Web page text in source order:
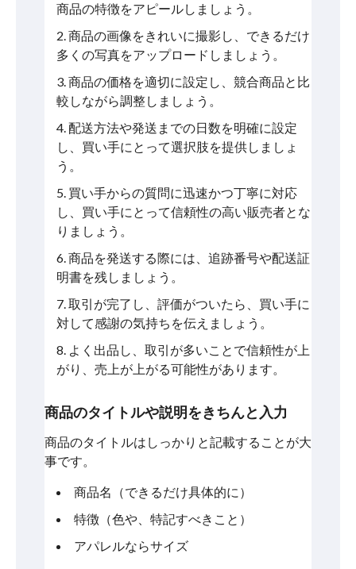
商品の特徴をアピールしましょう。
商品の画像をきれいに撮影し、できるだけ
多くの写真をアップロードしましょう。
商品の価格を適切に設定し、競合商品と比
較しながら調整しましょう。
配送方法や発送までの日数を明確に設定
し、買い手にとって選択肢を提供しましょ
う。
買い手からの質問に迅速かつ丁寧に対応
し、買い手にとって信頼性の高い販売者とな
りましょう。
商品を発送する際には、追跡番号や配送証
明書を残しましょう。
取引が完了し、評価がついたら、買い手に
対して感謝の気持ちを伝えましょう。
よく出品し、取引が多いことで信頼性が上
がり、売上が上がる可能性があります。
商品のタイトルや説明をきちんと入力
商品のタイトルはしっかりと記載することが大
事です。
商品名（できるだけ具体的に）
特徴（色や、特記すべきこと）
アパレルならサイズ